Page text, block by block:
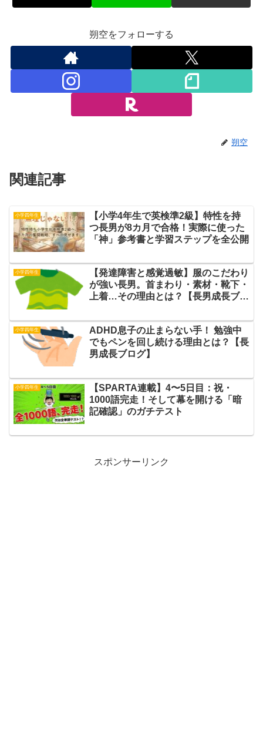
朔空をフォローする
朔空
関連記事
小学四年生
【小学4年生で英検準2級】特性を持
つ長男が8カ月で合格！実際に使った
「神」参考書と学習ステップを全公開
小学四年生
【発達障害と感覚過敏】服のこだわり
が強い長男。首まわり・素材・靴下・
上着…その理由とは？【長男成長ブロ
小学四年生
ADHD息子の止まらない手！ 勉強中
でもペンを回し続ける理由とは？【長
男成長ブログ】
小学四年生
【SPARTA連載】4〜5日目：祝・
1000語完走！そして幕を開ける「暗
記確認」のガチテスト
スポンサーリンク